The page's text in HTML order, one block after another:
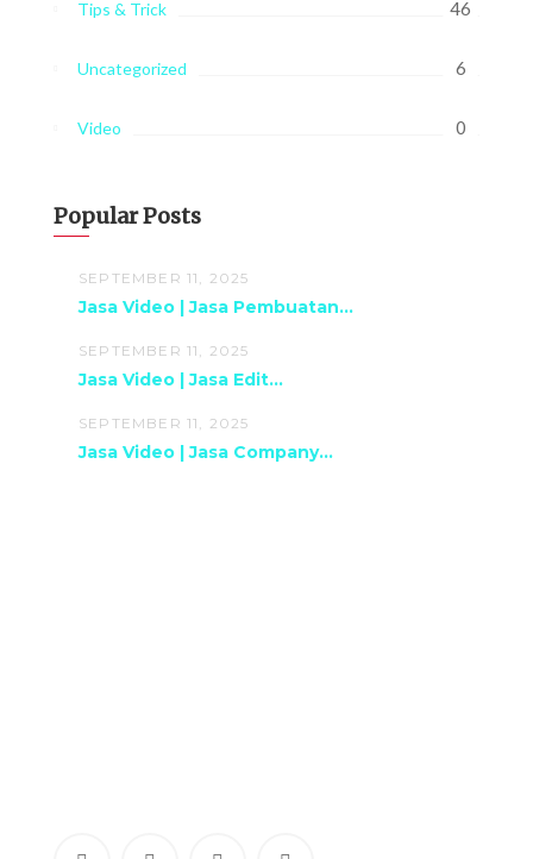
Tips & Trick 46
Uncategorized 6
Video 0
Popular Posts
SEPTEMBER 11, 2025
Jasa Video | Jasa Pembuatan...
SEPTEMBER 11, 2025
Jasa Video | Jasa Edit...
SEPTEMBER 11, 2025
Jasa Video | Jasa Company...